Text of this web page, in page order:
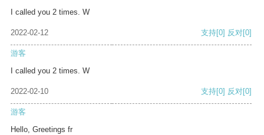
I called you 2 times. W
2022-02-12 支持[0] 反对[0]
游客
I called you 2 times. W
2022-02-10 支持[0] 反对[0]
游客
Hello, Greetings fr